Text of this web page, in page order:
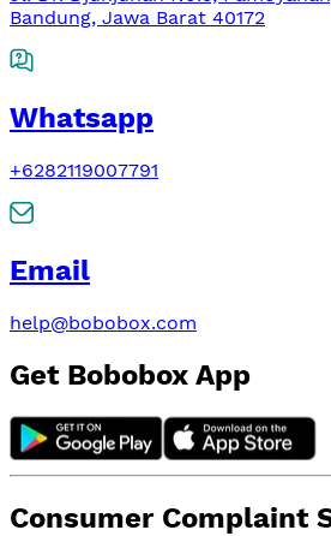
Bandung, Jawa Barat 40172
Whatsapp
+6282119007791
Email
help@bobobox.com
Get Bobobox App
Consumer Complaint